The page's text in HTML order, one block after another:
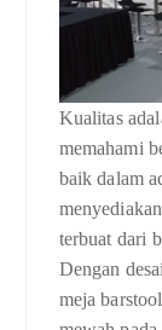
Kualitas
memahami
baik dalam
terbuat dari
Dengan
meja